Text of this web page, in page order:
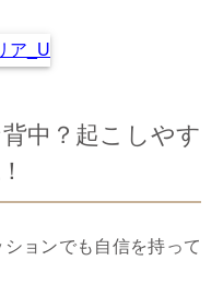
中？起こしやす
ョンでも自信を持って